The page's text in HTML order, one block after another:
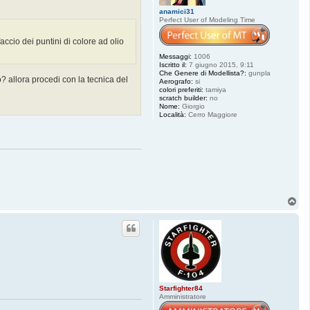
anamici31
Perfect User of Modeling Time
Messaggi: 1006
Iscritto il: 7 giugno 2015, 9:11
Che Genere di Modellista?: gunpla
Aerografo: si
colori preferiti: tamiya
scratch builder: no
Nome: Giorgio
Località: Cerro Maggiore
dei puntini di colore ad olio
allora procedi con la tecnica del
Starfighter84
Amministratore